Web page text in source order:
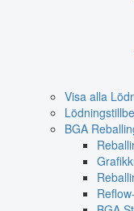
Visa alla
BGA